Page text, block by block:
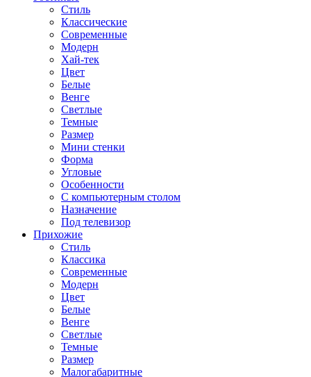
Стиль
Классические
Современные
Модерн
Хай-тек
Цвет
Белые
Венге
Светлые
Темные
Размер
Мини стенки
Форма
Угловые
Особенности
С компьютерным столом
Назначение
Под телевизор
Прихожие
Стиль
Классика
Современные
Модерн
Цвет
Белые
Венге
Светлые
Темные
Размер
Малогабаритные